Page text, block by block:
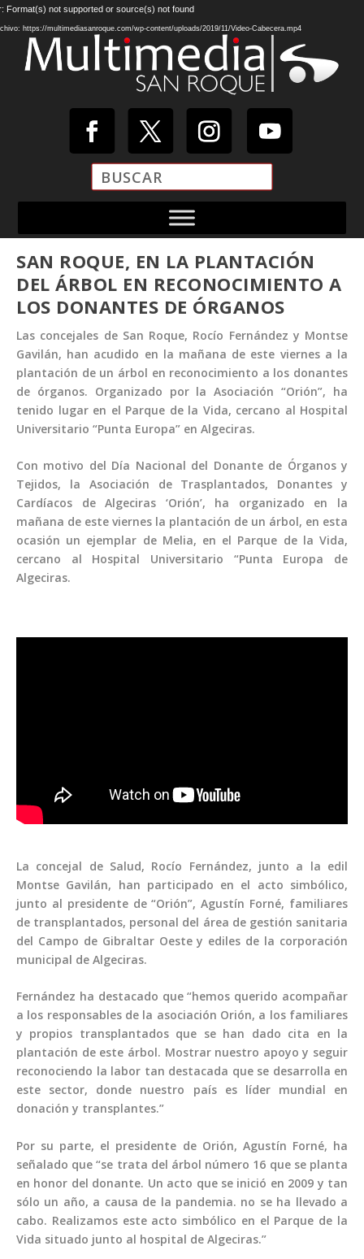
Reproductor
de
Format(s) not supported or source(s) not found
https://multimediasanroque.com/wp-content/uploads/2019/11/Video-Cabecera.mp4
SAN ROQUE, EN LA PLANTACIÓN
DEL ÁRBOL EN RECONOCIMIENTO A
LOS DONANTES DE ÓRGANOS
Las concejales de San Roque, Rocío Fernández y Montse
Gavilán, han acudido en la mañana de este viernes a la
plantación de un árbol en reconocimiento a los donantes
de órganos. Organizado por la Asociación “Orión”, ha
tenido lugar en el Parque de la Vida, cercano al Hospital
Universitario “Punta Europa” en Algeciras.
Con motivo del Día Nacional del Donante de Órganos y
Tejidos, la Asociación de Trasplantados, Donantes y
Cardíacos de Algeciras ‘Orión’, ha organizado en la
mañana de este viernes la plantación de un árbol, en esta
ocasión un ejemplar de Melia, en el Parque de la Vida,
cercano al Hospital Universitario “Punta Europa de
Algeciras.
La concejal de Salud, Rocío Fernández, junto a la edil
Montse Gavilán, han participado en el acto simbólico,
junto al presidente de “Orión”, Agustín Forné, familiares
de transplantados, personal del área de gestión sanitaria
del Campo de Gibraltar Oeste y ediles de la corporación
municipal de Algeciras.
Fernández ha destacado que “hemos querido acompañar
a los responsables de la asociación Orión, a los familiares
y propios transplantados que se han dado cita en la
plantación de este árbol. Mostrar nuestro apoyo y seguir
reconociendo la labor tan destacada que se desarrolla en
este sector, donde nuestro país es líder mundial en
donación y transplantes.”
Por su parte, el presidente de Orión, Agustín Forné, ha
señalado que “se trata del árbol número 16 que se planta
en honor del donante. Un acto que se inició en 2009 y tan
sólo un año, a causa de la pandemia. no se ha llevado a
cabo. Realizamos este acto simbólico en el Parque de la
Vida situado junto al hospital de Algeciras.”